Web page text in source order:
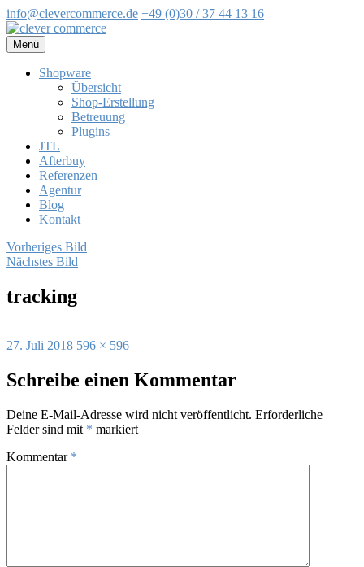
info@clevercommerce.de +49 (0)30 / 37 44 13 16
Zum
Inhalt
springen
Menü
Shopware
Übersicht
Shop-Erstellung
Betreuung
Plugins
JTL
Afterbuy
Referenzen
Agentur
Blog
Kontakt
Vorheriges Bild
Nächstes Bild
tracking
Veröffentlicht
27. Juli 2018 Volle
596 × 596
Schreibe einen Kommentar
Deine E-Mail-Adresse wird nicht veröffentlicht. Erforderliche
Felder sind mit * markiert
Kommentar *